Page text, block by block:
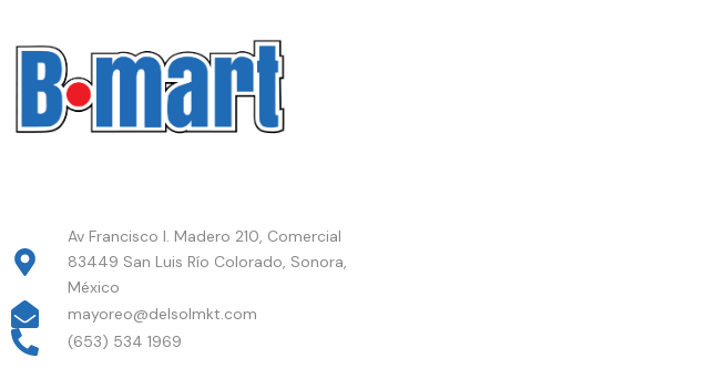
Av Francisco I. Madero 210, Comercial
83449 San Luis Río Colorado, Sonora,
México
mayoreo@delsolmkt.com
(653) 534 1969